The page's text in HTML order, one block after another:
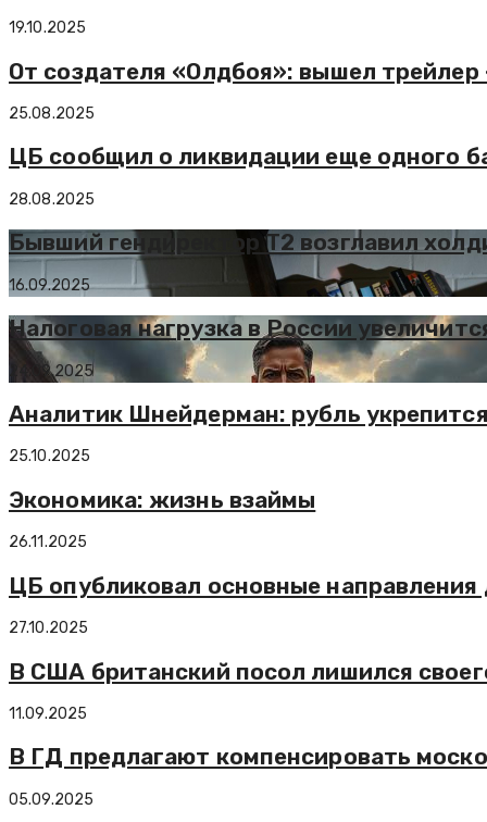
19.10.2025
От создателя «Олдбоя»: вышел
25.08.2025
ЦБ сообщил о ликвидации еще одного
28.08.2025
Бывший гендиректор T2 возглавил
16.09.2025
Налоговая нагрузка в России
24.09.2025
Аналитик Шнейдерман: рубль
25.10.2025
Экономика: жизнь взаймы
26.11.2025
ЦБ опубликовал основные
27.10.2025
В США британский посол лишился
11.09.2025
В ГД предлагают компенсировать
05.09.2025